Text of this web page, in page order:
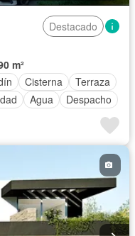
Destacado
m²
Cisterna
Terraza
Agua Despacho